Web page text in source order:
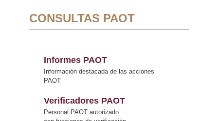
CONSULTAS PAOT
Informes PAOT
Información destacada de las acciones
PAOT
Verificadores PAOT
Personal PAOT autorizado